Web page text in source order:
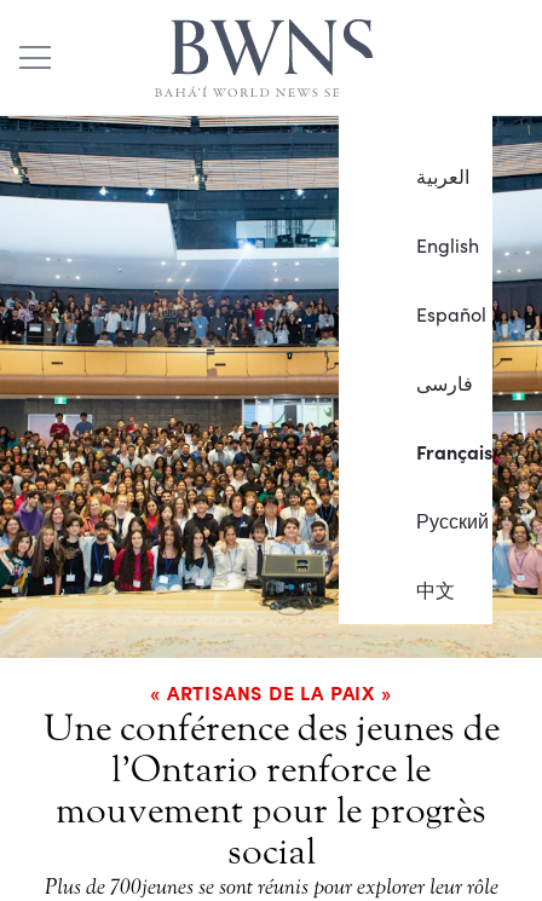
العربية
English
Español
فارسی
Français
Русский
中文
« ARTISANS DE LA PAIX »
Une conférence des jeunes de
l’Ontario renforce le
mouvement pour le progrès
social
Plus de 700 jeunes se sont réunis pour explorer leur rôle